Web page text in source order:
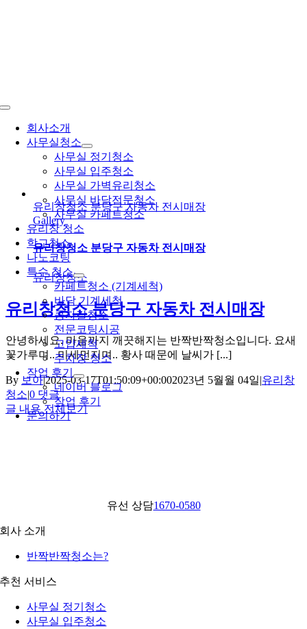
뛰
Toggle
Navigation회사소개
사무실청소
사무실 정기청소
사무실 입주청소
사무실 가벽유리청소
사무실 바닥전문청소
사무실 카페트청소
유리창 청소
학교청소
나노코팅
특수 청소
카페트청소 (기계세척)
바닥 기계세척
콩자갈청소
전문코팅시공
고압세척
주차장 청소
작업 후기
네이버 블로그
작업 후기
문의하기
유리창청소 분당구 자동차 전시매장
Gallery
유리창청소 분당구 자동차 전시매장
유리창청소
유리창청소 분당구 자동차 전시매장
안녕하세요. 마음까지 깨끗해지는 반짝반짝청소입니다. 요새
꽃가루며.. 미세먼지며.. 황사 때문에 날씨가 [...]
By 보아|2025-03-17T01:50:09+00:002023년 5월월 04일|유리창
청소|0 댓글
글 내용 전체보기
유선 상담1670-0580
회사 소개
반짝반짝청소는?
추천 서비스
사무실 정기청소
사무실 입주청소